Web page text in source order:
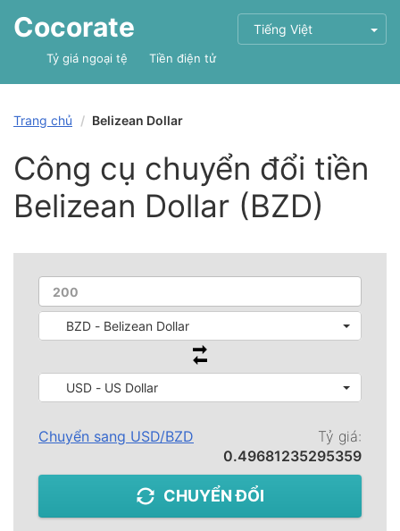
Cocorate Tiếng Việt
Tỷ giá ngoại tệ Tiền điện tử
Trang chủ Belizean Dollar
Công cụ chuyển đổi tiền
Belizean Dollar (BZD)
BZD - Belizean Dollar
USD - US Dollar
Chuyển sang USD/BZD
Tỷ giá:
0.49681235295359
CHUYỂN ĐỔI